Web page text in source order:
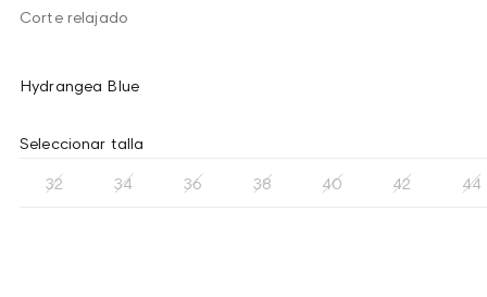
Corte relajado
Hydrangea Blue
Seleccionar talla
32 34 36 38 40 42 44